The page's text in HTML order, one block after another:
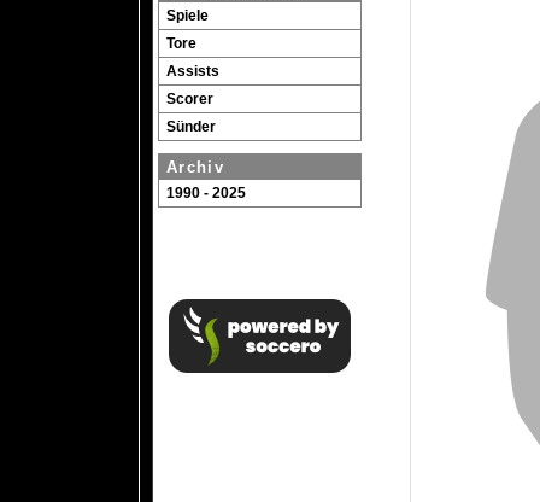
Spiele
Tore
Assists
Scorer
Sünder
Archiv
1990 - 2025